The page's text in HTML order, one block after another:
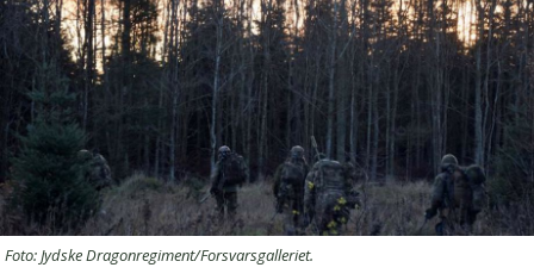
Foto: Jydske Dragonregiment/Forsvarsgalleriet.